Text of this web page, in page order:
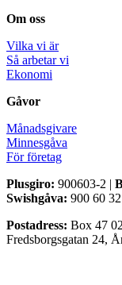
Om oss
Vilka vi är
Så arbetar vi
Ekonomi
Gåvor
Månadsgivare
Minnesgåva
För företag
Plusgiro: 900603-2 |
Swishgåva: 900 60 32
Postadress: Box 47
Fredsborgsgatan 24,